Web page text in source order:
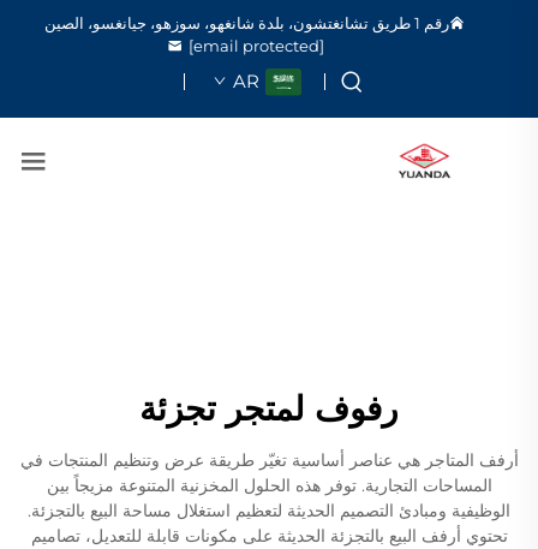
رقم 1 طريق تشانغتشون، بلدة شانغهو، سوزهو، جيانغسو، الصين
[email protected]
AR
رفوف لمتجر تجزئة
أرفف المتاجر هي عناصر أساسية تغيّر طريقة عرض وتنظيم المنتجات في
المساحات التجارية. توفر هذه الحلول المخزنية المتنوعة مزيجاً بين
الوظيفية ومبادئ التصميم الحديثة لتعظيم استغلال مساحة البيع بالتجزئة.
تحتوي أرفف البيع بالتجزئة الحديثة على مكونات قابلة للتعديل، تصاميم